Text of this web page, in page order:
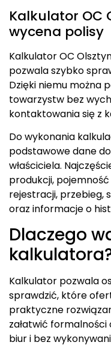
Kalkulator OC
wycena polisy
Kalkulator OC
pozwala szybko
Dzięki niemu można
towarzystw bez
kontaktowania się z
Do wykonania
podstawowe dane
właściciela.
produkcji,
rejestracji, przebieg,
oraz informacje o
Dlaczego
Kalkulator pozwala
sprawdzić, które
praktyczne
załatwić formalności
biur i bez